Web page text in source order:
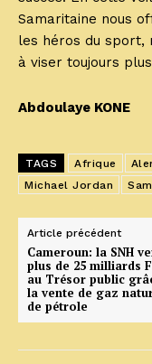
Samaritaine nous
les héros du sport,
à viser toujours
Abdoulaye KONE
TAGS Afrique
Michael Jordan
Article précédent
Cameroun: la SNH
plus de 25 milliards
au Trésor public
la vente de gaz
de pétrole